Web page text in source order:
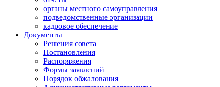
органы местного самоуправления
подведомственные организации
кадровое обеспечение
Документы
Решения совета
Постановления
Распоряжения
Формы заявлений
Порядок обжалования